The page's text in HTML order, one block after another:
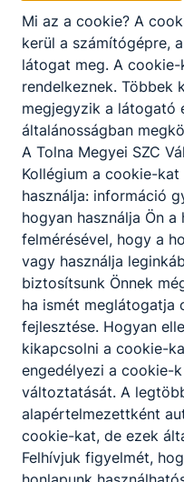
építkezések mindig is
kőművesekre mindig
KOMPETENCIAELVÁRÁS
Ügyes mozgás,
szemmérték és
csapatmunka. Hajlam
megismerésére és
A SZAKKÉPZETTSÉGGEL
magabiztosan
terveket;
a kivitelezés
készség
az alkalmazott
hozzájuk
ismeri és
a kivitelezés
tagjával
Mi az a cookie? A
kerül a számítógépre,
látogat meg. A
rendelkeznek.
megjegyzik a látogató
általánosságban
A Tolna Megyei SZC
Kollégium a cookie-
használja: információ
hogyan használja Ön
felmérésével, hogy a
vagy használja
biztosítsunk Önnek
ha ismét meglátogatja
fejlesztése. Hogyan
kikapcsolni a cookie-
engedélyezi a cookie-
változtatását. A
alapértelmezettként
cookie-kat, de ezek
Felhívjuk figyelmét,